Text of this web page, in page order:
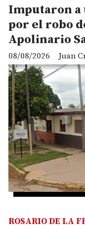
Imputaron a
por el robo
Apolinario
Juan
08/08/2026
ROSARIO DE LA